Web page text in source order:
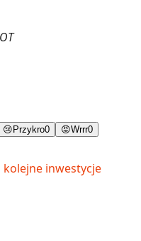
😢 Przykro0 😡Wrrr0